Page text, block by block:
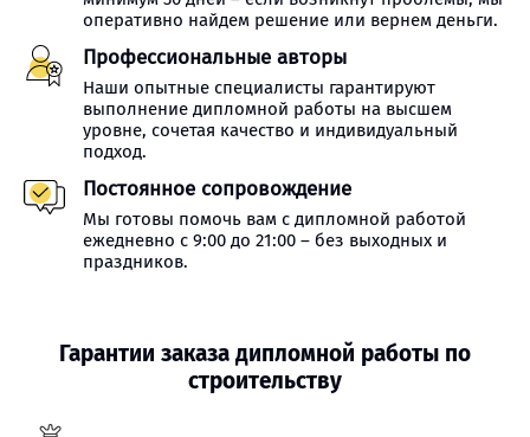
оперативно найдем решение или вернем деньги.
Профессиональные авторы
Наши опытные специалисты гарантируют
выполнение дипломной работы на высшем
уровне, сочетая качество и индивидуальный
подход.
Постоянное сопровождение
Мы готовы помочь вам с дипломной работой
ежедневно с 9:00 до 21:00 – без выходных и
праздников.
Гарантии заказа дипломной работы по
строительству